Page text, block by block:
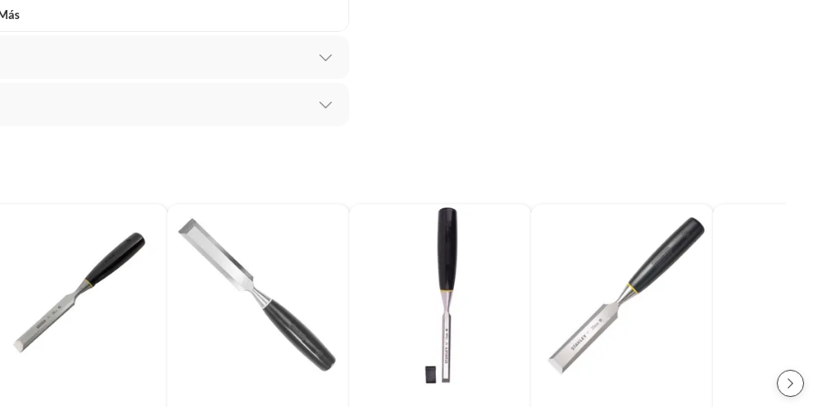
tenemos
categorías que cuentan con plazos
la naturaleza de los productos, no se pueden